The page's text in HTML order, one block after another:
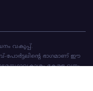
വകുപ്പ്.
പോർട്ടലിന്റെ ഭാഗമാണ് ഈ
ഉടമസ്ഥാവകാശം കേരള വനം